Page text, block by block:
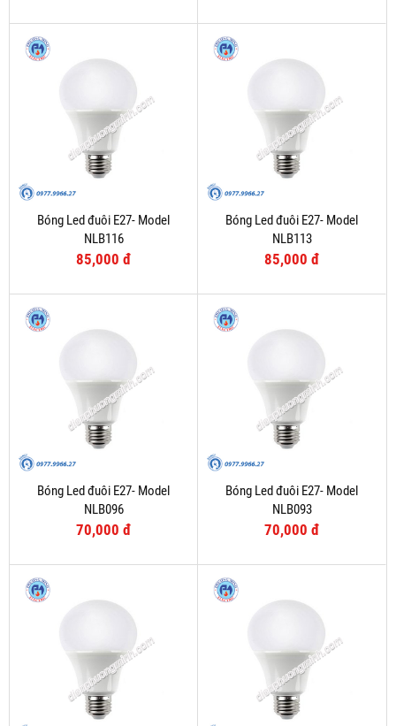
Bóng Led đuôi E27- Model
NLB116
85,000 đ
Bóng Led đuôi E27- Model
NLB113
85,000 đ
Bóng Led đuôi E27- Model
NLB096
70,000 đ
Bóng Led đuôi E27- Model
NLB093
70,000 đ